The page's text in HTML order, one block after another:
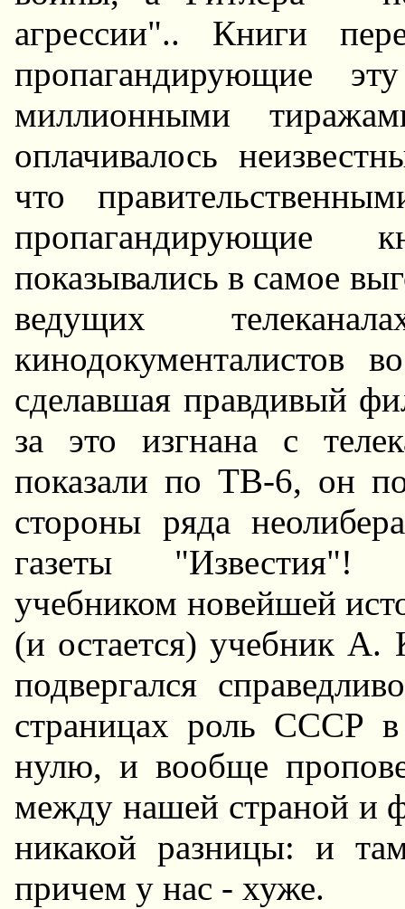
агрессии".. Книги
пропагандирующие
миллионными
оплачивалось
что
пропагандирующие
показывались в самое
ведущих
кинодокументалистов
сделавшая правдивый
за это изгнана с
показали по ТВ-6, он
стороны ряда
газеты "Известия"!
учебником новейшей
(и остается) учебник А.
подвергался
страницах роль СССР
нулю, и вообще
между нашей страной и
никакой разницы: и
причем у нас - хуже.